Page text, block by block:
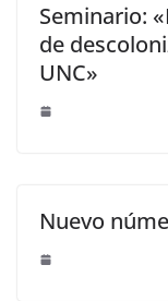
Seminario:
de
UNC»
Nuevo